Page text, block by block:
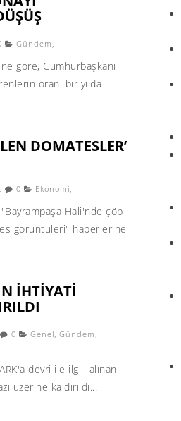
Gündem ,
göre, Cumhurbaşkanı
oranı bir yılda
DOMATESLER’
0 Ekonomi,
Hali'nde çöp
görüntüleri" haberlerine
IHTIYATI
0 Genel, Gündem ,
devri ile ilgili alınan
üzerine kaldırıldı...